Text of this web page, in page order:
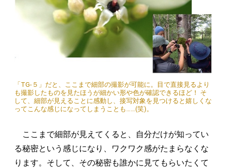
「TG-５」だと、ここまで細部の撮影が可能に。目で直接見るより
も撮影したものを見たほうが細かい形や色が確認できるほど！ そ
して、細部が見えることに感動し、接写対象を見つけると嬉しくな
ってこんな感じになってしまうことも……(笑)。
ここまで細部が見えてくると、自分だけが知ってい
る秘密という感じになり、ワクワク感がたまらなくな
ります。そして、その秘密も誰かに見てもらいたくて